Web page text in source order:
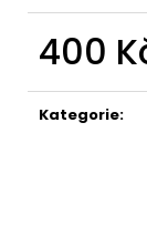
400
cena:
Kategorie: